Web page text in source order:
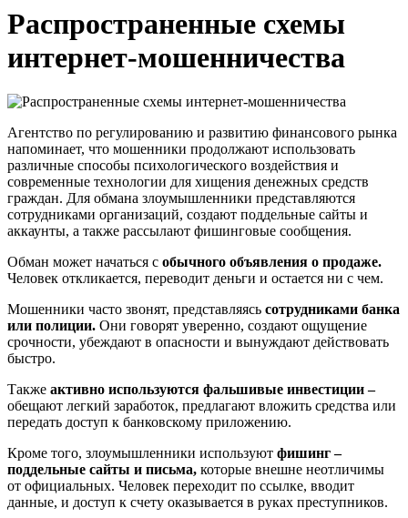
Распространенные схемы
интернет-мошенничества
Агентство по регулированию и развитию финансового рынка
напоминает, что мошенники продолжают использовать
различные способы психологического воздействия и
современные технологии для хищения денежных средств
граждан. Для обмана злоумышленники представляются
сотрудниками организаций, создают поддельные сайты и
аккаунты, а также рассылают фишинговые сообщения.
Обман может начаться с обычного объявления о продаже.
Человек откликается, переводит деньги и остается ни с чем.
Мошенники часто звонят, представляясь сотрудниками банка
или полиции. Они говорят уверенно, создают ощущение
срочности, убеждают в опасности и вынуждают действовать
быстро.
Также активно используются фальшивые инвестиции –
обещают легкий заработок, предлагают вложить средства или
передать доступ к банковскому приложению.
Кроме того, злоумышленники используют фишинг –
поддельные сайты и письма, которые внешне неотличимы
от официальных. Человек переходит по ссылке, вводит
данные, и доступ к счету оказывается в руках преступников.